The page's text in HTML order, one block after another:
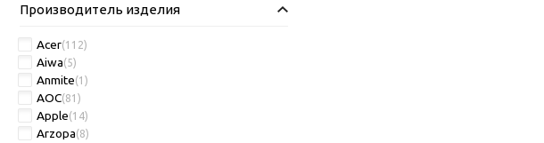
Производитель изделия
Acer(112)
Aiwa(5)
Anmite(1)
AOC(81)
Apple(14)
Arzopa(8)